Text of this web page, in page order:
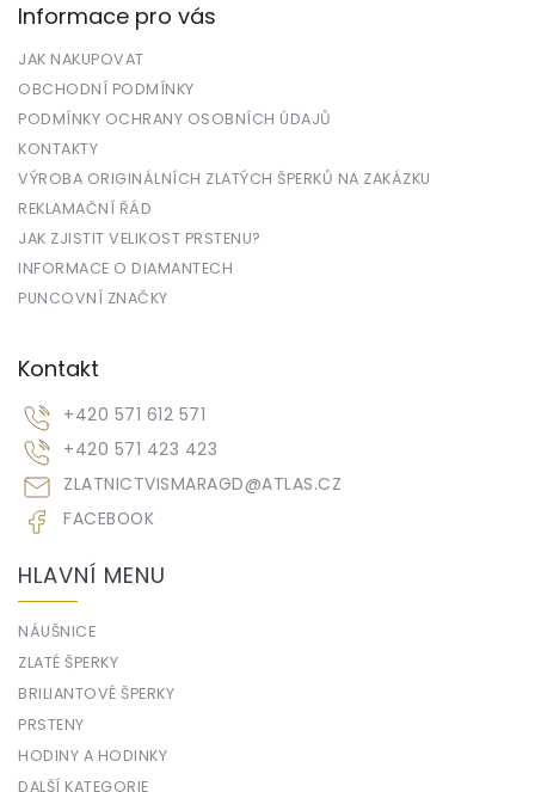
Informace pro vás
JAK NAKUPOVAT
OBCHODNÍ PODMÍNKY
PODMÍNKY OCHRANY OSOBNÍCH ÚDAJŮ
KONTAKTY
VÝROBA ORIGINÁLNÍCH ZLATÝCH ŠPERKŮ NA ZAKÁZKU
REKLAMAČNÍ ŘÁD
JAK ZJISTIT VELIKOST PRSTENU?
INFORMACE O DIAMANTECH
PUNCOVNÍ ZNAČKY
Kontakt
ZLATNICTVISMARAGD@ATLAS.CZ
+420 571 612 571
+420 571 423 423
FACEBOOK
HLAVNÍ MENU
NÁUŠNICE
ZLATÉ ŠPERKY
BRILIANTOVÉ ŠPERKY
PRSTENY
HODINY A HODINKY
DALŠÍ KATEGORIE